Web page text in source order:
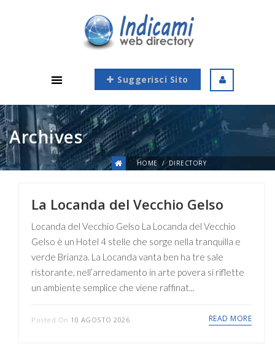
Suggerisci Sito
Archives
HOME DIRECTORY
La Locanda del Vecchio Gelso
Locanda del Vecchio Gelso La Locanda del Vecchio
Gelso è un Hotel 4 stelle che sorge nella tranquilla e
verde Brianza. La Locanda vanta ben ha tre sale
ristorante, nell’arredamento in arte povera si riflette
un ambiente semplice che viene raffinat...
Posted On 10 AGOSTO 2026 READ MORE